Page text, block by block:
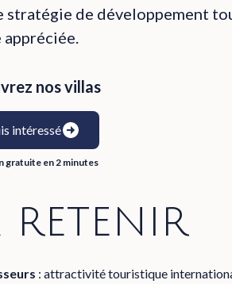
stratégie de développement
nos villas
intéressé
gratuite en 2 minutes
retenir
: attractivité touristique